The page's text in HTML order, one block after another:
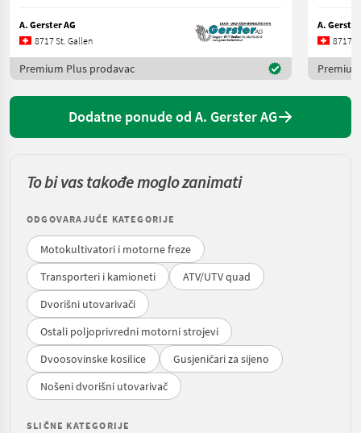
A. Gerster AG
8717 St. Gallen
Premium Plus prodavac
A. Gerster
8717
Dodatne ponude od A. Gerster AG
To bi vas takođe moglo zanimati
ODGOVARAJUĆE KATEGORIJE
Motokultivatori i motorne freze
Transporteri i kamioneti
ATV/UTV quad
Dvorišni utovarivači
Ostali poljoprivredni motorni strojevi
Dvoosovinske kosilice
Gusjeničari za sijeno
Nošeni dvorišni utovarivač
SLIČNE KATEGORIJE